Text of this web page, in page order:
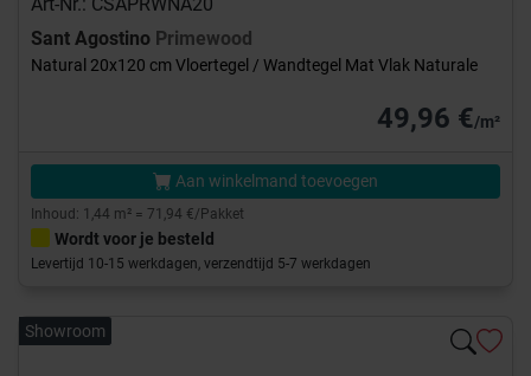
Sant Agostino Primewood
Natural 20x120 cm Vloertegel / Wandtegel Mat Vlak Naturale
49,96 €/m²
Aan winkelmand toevoegen
Inhoud: 1,44 m² = 71,94 €/Pakket
Wordt voor je besteld
Levertijd 10-15 werkdagen, verzendtijd 5-7 werkdagen
Showroom